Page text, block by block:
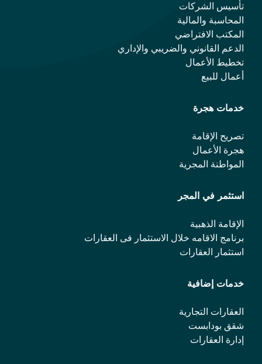
تأسيس الشركات
المحاسبة والمالية
المكتب الافتراضي
الدعم القانوني والضريبي والإداري
تخطيط الأعمال
أعمال للبيع
خدمات هجرة
تصريح الإقامة
هجرة الأعمال
المواطنة المجرية
استثمر في المجر
الإقامة الذهبية
برنامج الاقامه خلال الاستثمار فی العقارات
استثمار العقارات
خدمات إضافية
العقارات التجارية
شقق بودابست
إدارة العقارات